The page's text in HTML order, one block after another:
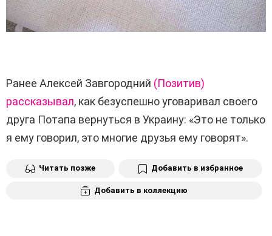
Ранее Алексей Завгородний (Позитив)
рассказывал, как безуспешно уговаривал своего
друга Потапа вернуться в Украину: «Это не только
я ему говорил, это многие друзья ему говорят».
Читать позже Добавить в избранное
Добавить в коллекцию